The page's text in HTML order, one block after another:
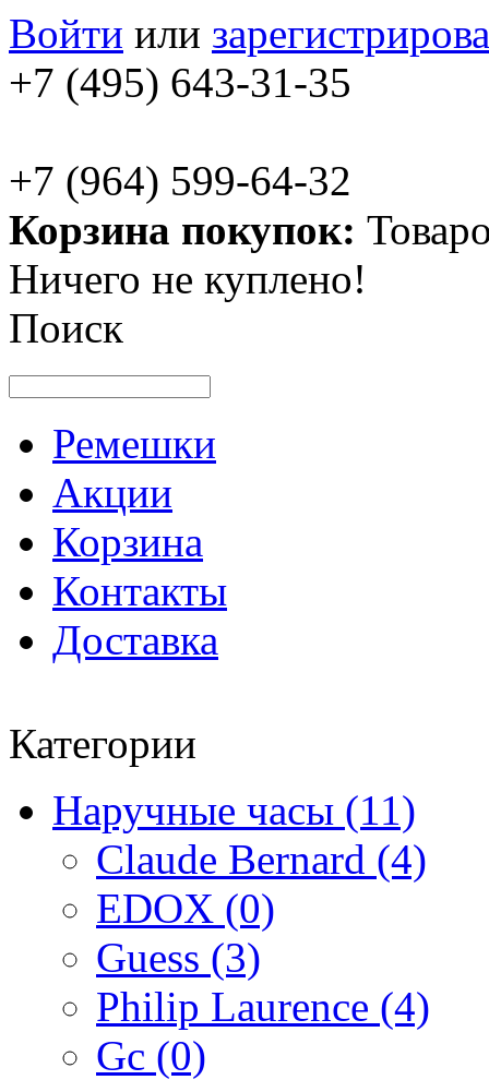
Войти или
+7 (495) 643-31-35
+7 (964) 599-64-32
Корзина покупок:
Ничего не куплено!
Поиск
Ремешки
Акции
Корзина
Контакты
Доставка
Категории
Наручные часы (11)
Claude Bernard (4)
EDOX (0)
Guess (3)
Philip Laurence (4)
Gc (0)